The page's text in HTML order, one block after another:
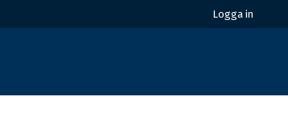
Logga in